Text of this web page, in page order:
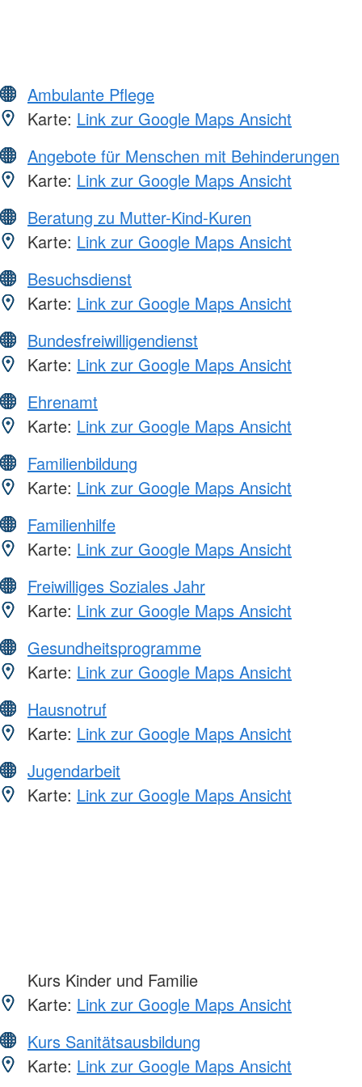
Ambulante Pflege
Karte: Link zur Google Maps Ansicht
Angebote für Menschen mit Behinderungen
Karte: Link zur Google Maps Ansicht
Beratung zu Mutter-Kind-Kuren
Karte: Link zur Google Maps Ansicht
Besuchsdienst
Karte: Link zur Google Maps Ansicht
Bundesfreiwilligendienst
Karte: Link zur Google Maps Ansicht
Ehrenamt
Karte: Link zur Google Maps Ansicht
Familienbildung
Karte: Link zur Google Maps Ansicht
Familienhilfe
Karte: Link zur Google Maps Ansicht
Freiwilliges Soziales Jahr
Karte: Link zur Google Maps Ansicht
Gesundheitsprogramme
Karte: Link zur Google Maps Ansicht
Hausnotruf
Karte: Link zur Google Maps Ansicht
Jugendarbeit
Karte: Link zur Google Maps Ansicht
Kurs Kinder und Familie
Karte: Link zur Google Maps Ansicht
Kurs Sanitätsausbildung
Karte: Link zur Google Maps Ansicht